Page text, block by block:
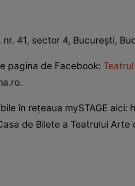
nr. 41, sector 4, Bucureşti,
pagina de Facebook:
în reţeaua mySTAGE
de Bilete a Teatrului Arte